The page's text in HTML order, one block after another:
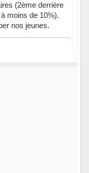
(2ème derrière
moins de 10%).
nos jeunes.